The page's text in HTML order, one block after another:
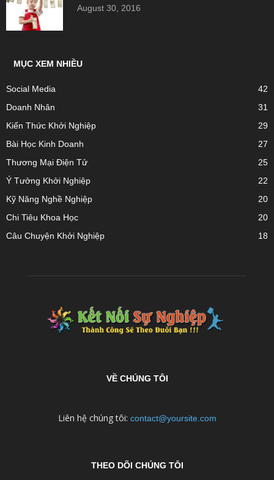
August 30, 2016
MỤC XEM NHIỀU
Social Media
42
Doanh Nhân
31
Kiến Thức Khởi Nghiệp
29
Bài Học Kinh Doanh
27
Thương Mại Điện Tử
25
Ý Tưởng Khởi Nghiệp
22
Kỹ Năng Nghề Nghiệp
20
Chi Tiêu Khoa Học
20
Câu Chuyện Khởi Nghiệp
18
VỀ CHÚNG TÔI
Liên hệ chúng tôi: contact@yoursite.com
THEO DÕI CHÚNG TÔI